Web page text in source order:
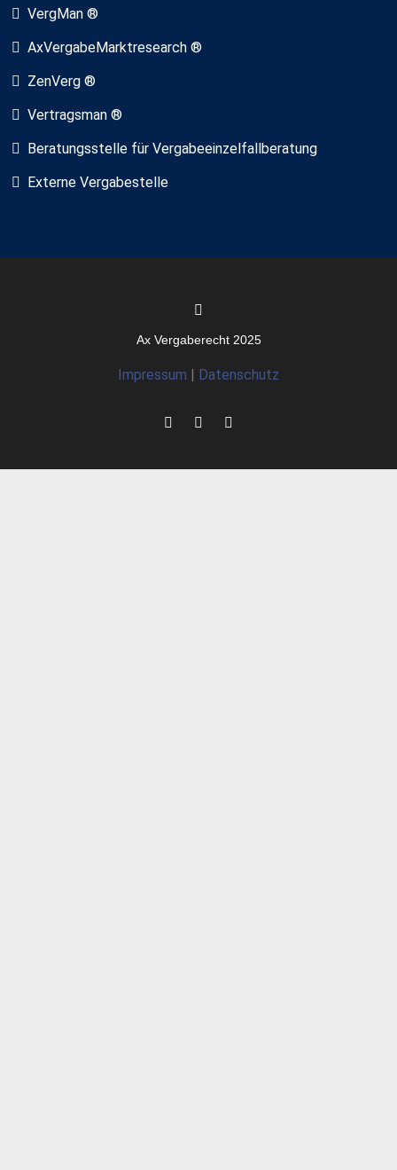
VergMan ®
AxVergabeMarktresearch ®
ZenVerg ®
Vertragsman ®
Beratungsstelle für Vergabeeinzelfallberatung
Externe Vergabestelle
Ax Vergaberecht 2025
Impressum Datenschutz